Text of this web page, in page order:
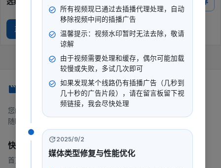
正片
您的一站式流媒体平台，提供电影、电视剧、动漫等内容。
随时随地，想看就看。
快速链接
首页
所有视频现已通过去插播代理处理，自动
移除视频中间的插播广告
温馨提示：视频水印暂时无法去除，敬请
谅解
由于视频需要处理和缓存，偶尔可能加载
较慢或失败，多试几次即可
如果发现某个线路仍有插播广告（几秒到
几十秒的广告片段），请在留言板留下视
频链接，我会尽快处理
2025/9/2
媒体类型修复与性能优化